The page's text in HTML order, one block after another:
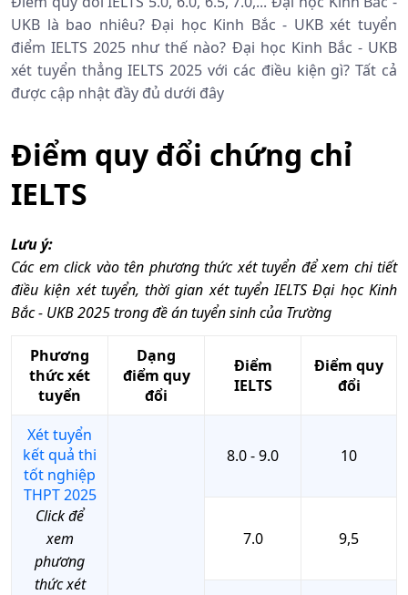
UKB là bao nhiêu? Đại học Kinh Bắc - UKB xét tuyển
điểm IELTS 2025 như thế nào? Đại học Kinh Bắc - UKB
xét tuyển thẳng IELTS 2025 với các điều kiện gì? Tất cả
được cập nhật đầy đủ dưới đây
Điểm quy đổi chứng chỉ
IELTS
Lưu ý:
Các em click vào tên phương thức xét tuyển để xem chi tiết
điều kiện xét tuyển, thời gian xét tuyển IELTS Đại học Kinh
Bắc - UKB 2025 trong đề án tuyển sinh của Trường
Phương
thức xét
tuyển
Dạng
điểm quy
đổi
Điểm
IELTS
Điểm quy
đổi
Xét tuyển
kết quả thi
tốt nghiệp
THPT 2025
Click để
xem
phương
thức xét
8.0 - 9.0 10
7.0 9,5